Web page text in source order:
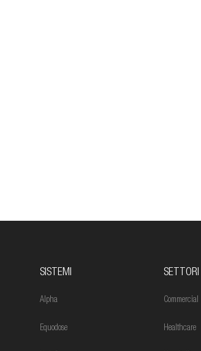
SISTEMI
Alpha
Equodose
SETTORI
Commercial
Healthcare